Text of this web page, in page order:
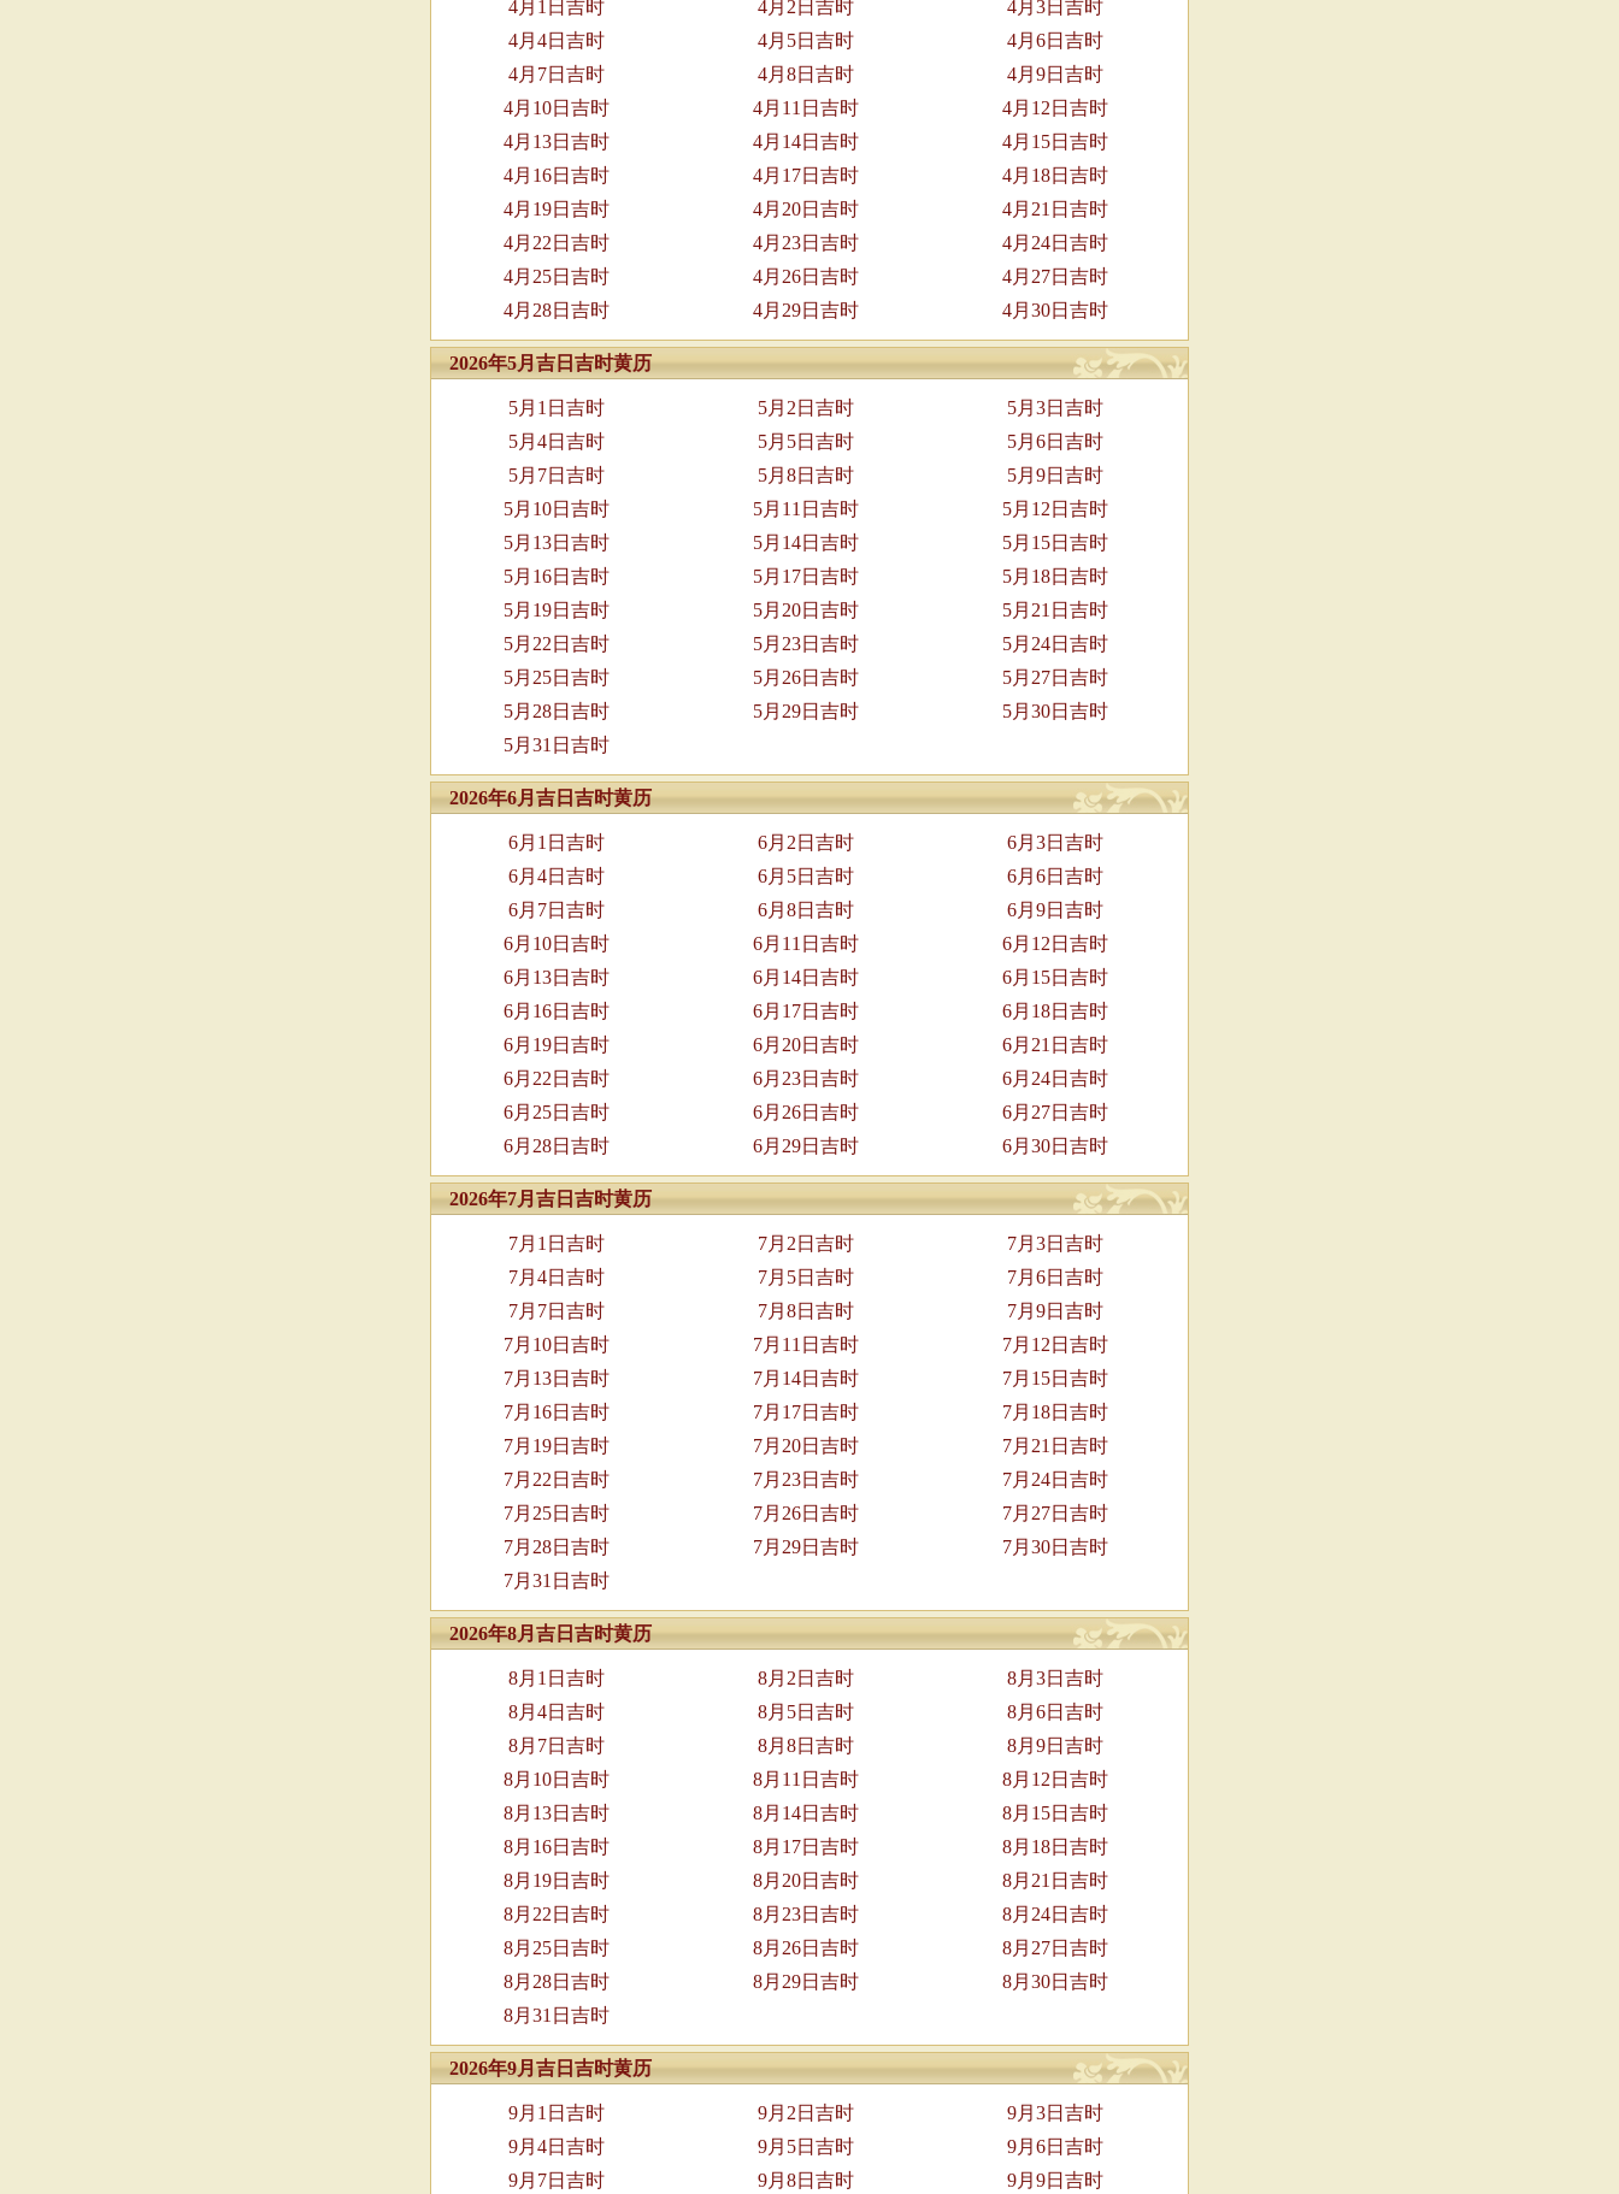
4月1日吉时 4月2日吉时
4月3日吉时
4月4日吉时
4月5日吉时
4月6日吉时
4月7日吉时
4月8日吉时
4月9日吉时
4月10日吉时
4月11日吉时
4月12日吉时
4月13日吉时
4月14日吉时
4月15日吉时
4月16日吉时
4月17日吉时
4月18日吉时
4月19日吉时
4月20日吉时
4月21日吉时
4月22日吉时
4月23日吉时
4月24日吉时
4月25日吉时
4月26日吉时
4月27日吉时
4月28日吉时
4月29日吉时 4月30日吉时
2026年5月吉日吉时黄历
5月1日吉时 5月2日吉时
5月3日吉时
5月4日吉时
5月5日吉时
5月6日吉时
5月7日吉时
5月8日吉时
5月9日吉时
5月10日吉时
5月11日吉时
5月12日吉时
5月13日吉时
5月14日吉时
5月15日吉时
5月16日吉时
5月17日吉时
5月18日吉时
5月19日吉时
5月20日吉时
5月21日吉时
5月22日吉时
5月23日吉时
5月24日吉时
5月25日吉时
5月26日吉时
5月27日吉时
5月28日吉时
5月29日吉时
5月30日吉时
5月31日吉时
2026年6月吉日吉时黄历
6月1日吉时 6月2日吉时
6月3日吉时
6月4日吉时
6月5日吉时
6月6日吉时
6月7日吉时
6月8日吉时
6月9日吉时
6月10日吉时
6月11日吉时
6月12日吉时
6月13日吉时
6月14日吉时
6月15日吉时
6月16日吉时
6月17日吉时
6月18日吉时
6月19日吉时
6月20日吉时
6月21日吉时
6月22日吉时
6月23日吉时
6月24日吉时
6月25日吉时
6月26日吉时
6月27日吉时
6月28日吉时
6月29日吉时 6月30日吉时
2026年7月吉日吉时黄历
7月1日吉时 7月2日吉时
7月3日吉时
7月4日吉时
7月5日吉时
7月6日吉时
7月7日吉时
7月8日吉时
7月9日吉时
7月10日吉时
7月11日吉时
7月12日吉时
7月13日吉时
7月14日吉时
7月15日吉时
7月16日吉时
7月17日吉时
7月18日吉时
7月19日吉时
7月20日吉时
7月21日吉时
7月22日吉时
7月23日吉时
7月24日吉时
7月25日吉时
7月26日吉时
7月27日吉时
7月28日吉时
7月29日吉时
7月30日吉时
7月31日吉时
2026年8月吉日吉时黄历
8月1日吉时 8月2日吉时
8月3日吉时
8月4日吉时
8月5日吉时
8月6日吉时
8月7日吉时
8月8日吉时
8月9日吉时
8月10日吉时
8月11日吉时
8月12日吉时
8月13日吉时
8月14日吉时
8月15日吉时
8月16日吉时
8月17日吉时
8月18日吉时
8月19日吉时
8月20日吉时
8月21日吉时
8月22日吉时
8月23日吉时
8月24日吉时
8月25日吉时
8月26日吉时
8月27日吉时
8月28日吉时
8月29日吉时
8月30日吉时
8月31日吉时
2026年9月吉日吉时黄历
9月1日吉时 9月2日吉时
9月3日吉时
9月4日吉时
9月5日吉时
9月6日吉时
9月7日吉时
9月8日吉时 9月9日吉时